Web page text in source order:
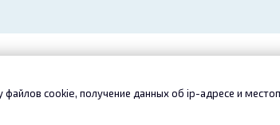
Контакты
cookie, получение данных об ip-адресе и